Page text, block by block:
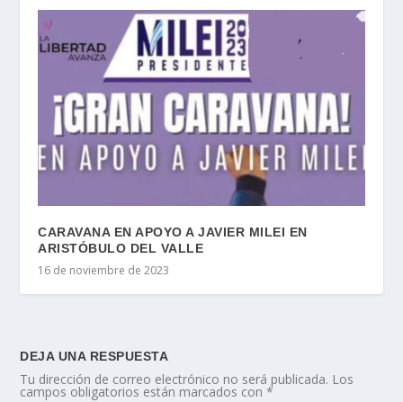
CARAVANA EN APOYO A JAVIER MILEI EN
ARISTÓBULO DEL VALLE
16 de noviembre de 2023
DEJA UNA RESPUESTA
Tu dirección de correo electrónico no será publicada. Los
campos obligatorios están marcados con*